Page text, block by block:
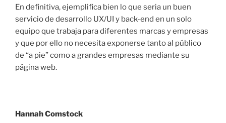
En definitiva, ejemplifica bien lo que seria un buen
servicio de desarrollo UX/UI y back-end en un solo
equipo que trabaja para diferentes marcas y empresas
y que por ello no necesita exponerse tanto al público
de “a pie” como a grandes empresas mediante su
página web.
Hannah Comstock